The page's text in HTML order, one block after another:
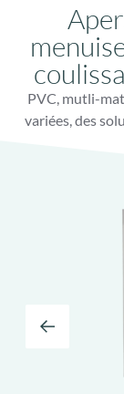
PVC, mutli-
variées, des